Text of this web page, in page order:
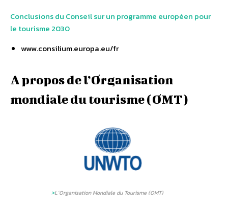
Conclusions du Conseil sur un programme européen pour
le tourisme 2030
www.consilium.europa.eu/fr
A propos de l’Organisation
mondiale du tourisme (OMT)
>L’Organisation Mondiale du Tourisme (OMT)